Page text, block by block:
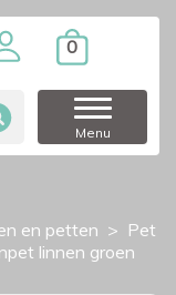
0
Menu
en petten
Pet
linnen groen